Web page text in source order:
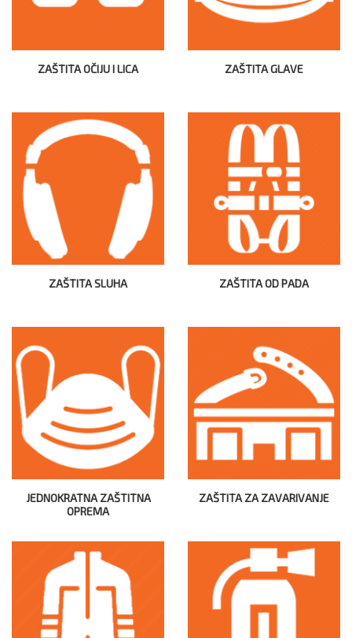
ZAŠTITA OČIJU I LICA ZAŠTITA GLAVE
ZAŠTITA SLUHA ZAŠTITA OD PADA
JEDNOKRATNA ZAŠTITNA
OPREMA
ZAŠTITA ZA ZAVARIVANJE